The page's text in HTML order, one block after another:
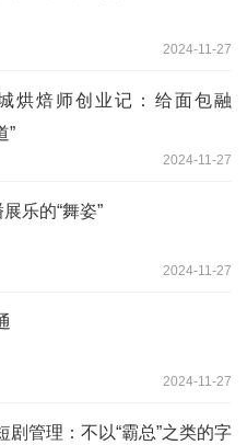
2024-11-27
烘焙师创业记：给面包融
”
2024-11-27
乐的“舞姿”
2024-11-27
2024-11-27
剧管理：不以“霸总”之类的字